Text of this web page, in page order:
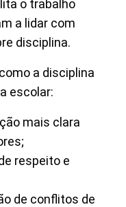
o trabalho
a lidar com
disciplina.
a disciplina
escolar:
mais clara
respeito e
de conflitos de